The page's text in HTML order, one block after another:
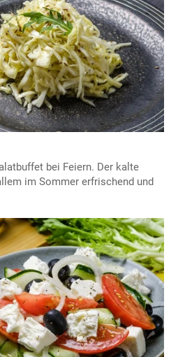
bei Feiern. Der kalte
im Sommer erfrischend und